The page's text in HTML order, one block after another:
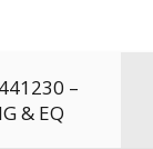
–
& EQ